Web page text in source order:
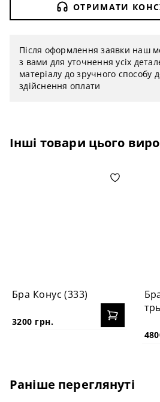
ОТРИМАТИ
Після оформлення заявки наш
з вами для уточнення усіх
матеріалу до зручного способу
здійснення оплати
Інші товари цього
Бра Конус (333)
3200 грн.
Раніше переглянуті